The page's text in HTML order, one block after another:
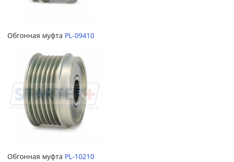
Обгонная муфта PL-09410
Обгонная муфта PL-10210